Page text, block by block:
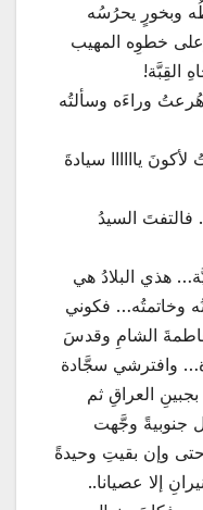
وبخورٍ يحرُسُه
خطوِه المهيب
القِبَّة!
وراءَه وسألتُه
ياااااا سيادةَ
فالتفتَ السيدُ
هذي البلادُ هي
وخاتمتُه… فكوني
الشامِ وقدسَ
وافترشي سجَّادة
العراقِ ثم
جنوبيةً وجَّهت
حتى وإن بقيتِ وحيدةً
إلا عصيانا..